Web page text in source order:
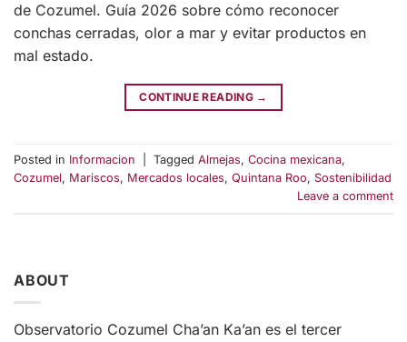
de Cozumel. Guía 2026 sobre cómo reconocer
conchas cerradas, olor a mar y evitar productos en
mal estado.
CONTINUE READING →
Posted in Informacion Tagged Almejas, Cocina mexicana,
Cozumel, Mariscos, Mercados locales, Quintana Roo, Sostenibilidad
Leave a comment
ABOUT
Observatorio Cozumel Cha’an Ka’an es el tercer